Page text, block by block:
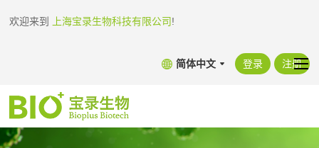
欢迎来到 上海宝录生物科技有限公司!
简体中文 登录 注册